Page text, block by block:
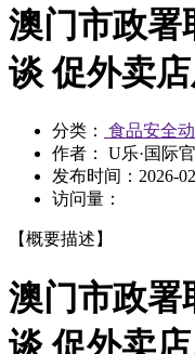
澳门市政署
谈 促外卖
分类：
食品安全
作者： U乐·国际
发布时间： 2026-
访问量：
【概要描述】
澳门市政署
谈 促外卖